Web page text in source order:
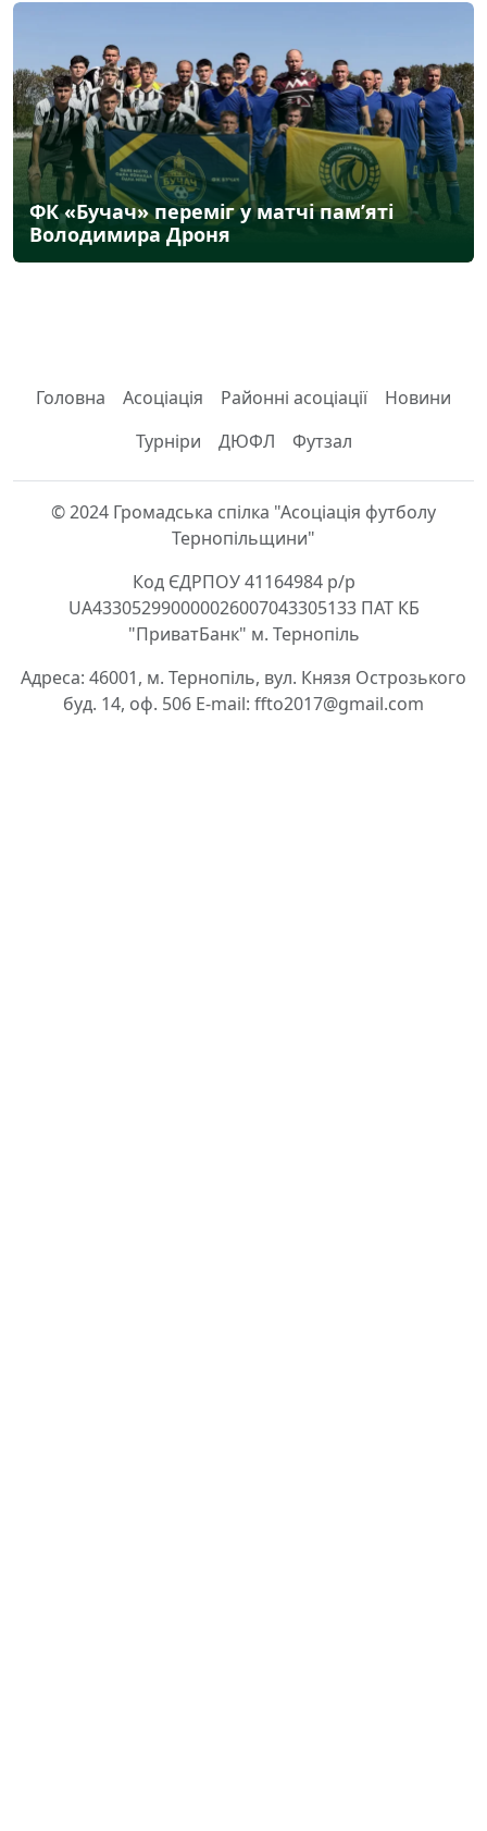
ФК «Бучач» переміг у матчі пам’яті
Володимира Дроня
Головна Асоціація Районні асоціації
Новини
Турніри
ДЮФЛ Футзал
© 2024 Громадська спілка "Асоціація футболу
Тернопільщини"
Код ЄДРПОУ 41164984 р/р
UA433052990000026007043305133 ПАТ КБ
"ПриватБанк" м. Тернопіль
Адреса: 46001, м. Тернопіль, вул. Князя Острозького
буд. 14, оф. 506 E-mail: ffto2017@gmail.com